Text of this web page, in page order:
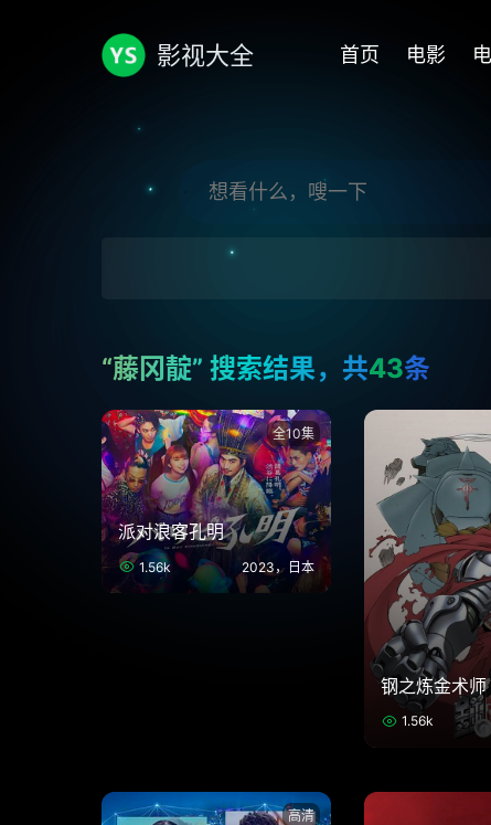
影视大全 首页 电影
“藤冈靛” 搜索结果，共43条
全10集
派对浪客孔明
1.56k 2023，日本
钢之炼金术师
1.56k
高清